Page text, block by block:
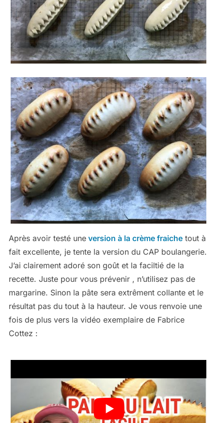
Après avoir testé uneversion à la crème fraichetout à
fait excellente, je tente la version du CAP boulangerie.
J’ai clairement adoré son goût et la faciltié de la
recette. Juste pour vous prévenir , n’utilisez pas de
margarine. Sinon la pâte sera extrêment collante et le
résultat pas du tout à la hauteur. Je vous renvoie une
fois de plus vers la vidéo exemplaire de Fabrice
Cottez :